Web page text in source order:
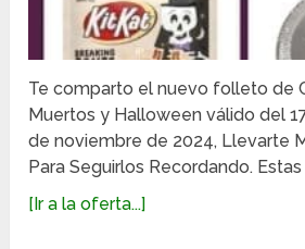
Te comparto el nuevo folleto de
Muertos y Halloween válido del
de noviembre de 2024, Llevarte
Para Seguirlos Recordando.
[Ir a la oferta...]